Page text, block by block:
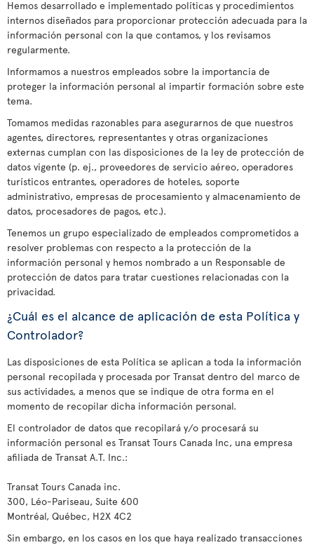
Hemos desarrollado e implementado políticas y procedimientos
internos diseñados para proporcionar protección adecuada para la
información personal con la que contamos, y los revisamos
regularmente.
Informamos a nuestros empleados sobre la importancia de
proteger la información personal al impartir formación sobre este
tema.
Tomamos medidas razonables para asegurarnos de que nuestros
agentes, directores, representantes y otras organizaciones
externas cumplan con las disposiciones de la ley de protección de
datos vigente (p. ej., proveedores de servicio aéreo, operadores
turísticos entrantes, operadores de hoteles, soporte
administrativo, empresas de procesamiento y almacenamiento de
datos, procesadores de pagos, etc.).
Tenemos un grupo especializado de empleados comprometidos a
resolver problemas con respecto a la protección de la
información personal y hemos nombrado a un Responsable de
protección de datos para tratar cuestiones relacionadas con la
privacidad.
¿Cuál es el alcance de aplicación de esta Política y
Controlador?
Las disposiciones de esta Política se aplican a toda la información
personal recopilada y procesada por Transat dentro del marco de
sus actividades, a menos que se indique de otra forma en el
momento de recopilar dicha información personal.
El controlador de datos que recopilará y/o procesará su
información personal es Transat Tours Canada Inc, una empresa
afiliada de Transat A.T. Inc.:
Transat Tours Canada inc.
300, Léo-Pariseau, Suite 600
Montréal, Québec, H2X 4C2
Sin embargo, en los casos en los que haya realizado transacciones